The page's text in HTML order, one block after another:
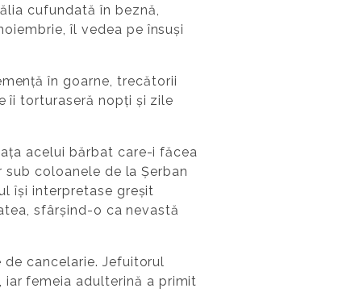
cufundată în beznă,
îl vedea pe însuși
în goarne, trecătorii
îi torturaseră nopți și zile
acelui bărbat care-i făcea
coloanele de la Șerban
își interpretase greșit
sfârșind-o ca nevastă
cancelarie. Jefuitorul
femeia adulterină a primit